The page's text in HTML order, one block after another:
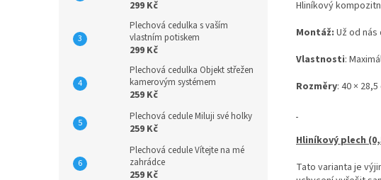
299 Kč
Plechová cedulka s vaším
vlastním potiskem
299 Kč
Plechová cedulka Objekt střežen
kamerovým systémem
259 Kč
Plechová cedule Miluji své holky
259 Kč
Plechová cedule Vítejte na mé
zahrádce
259 Kč
Hliníkový
Montáž: Už od
Vlastnosti:
Rozměry: 40 ×
Hliníkový plech
Tato varianta je